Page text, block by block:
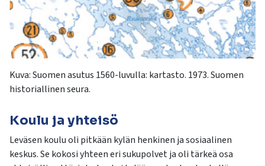
Kuva:Suomen asutus 1560-luvulla: kartasto. 1973. Suomen
historiallinen seura.
Koulu ja yhteisö
Leväsen koulu oli pitkään kylän henkinen ja sosiaalinen
keskus. Se kokosi yhteen eri sukupolvet ja oli tärkeä osa